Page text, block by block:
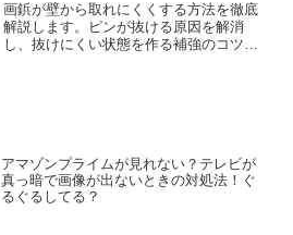
画鋲が壁から取れにくくする方法を徹底
解説します。ピンが抜ける原因を解消
し、抜けにくい状態を作る補強のコツ
アマゾンプライムが見れない？テレビが
真っ暗で画像が出ないときの対処法！ぐ
るぐるしてる？